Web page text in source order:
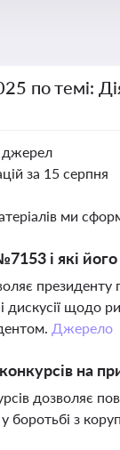
по темі:
джерел
за 15 серпня
ми
і які
президенту
дискусії щодо
Джерело
на
дозволяє
з